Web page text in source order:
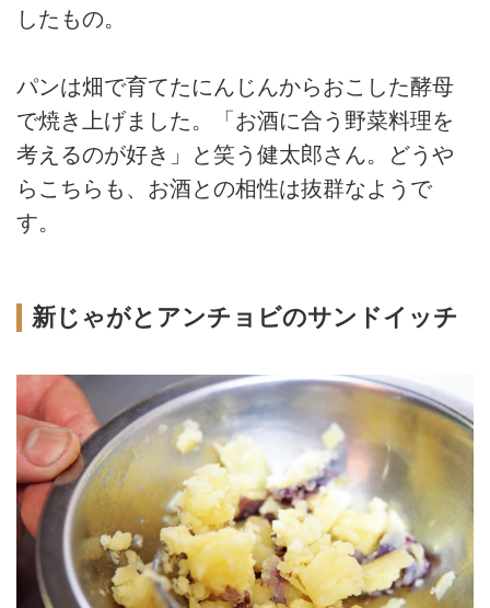
したもの。
パンは畑で育てたにんじんからおこした酵母
で焼き上げました。「お酒に合う野菜料理を
考えるのが好き」と笑う健太郎さん。どうや
らこちらも、お酒との相性は抜群なようで
す。
新じゃがとアンチョビのサンドイッチ